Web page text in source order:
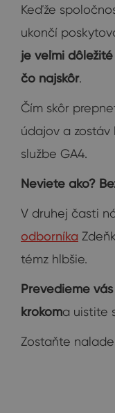
Keďže
ukončí
je veľmi
čo najskôr.
Čím skôr
údajov a
službe GA4.
Neviete ako?
V druhej časti
odborníka
témz hlbšie.
Prevedieme
krokoma uistite
Zostaňte